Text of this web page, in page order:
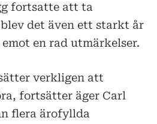
fortsatte att ta
det även ett starkt år
en rad utmärkelser.
verkligen att
fortsätter äger Carl
flera ärofyllda